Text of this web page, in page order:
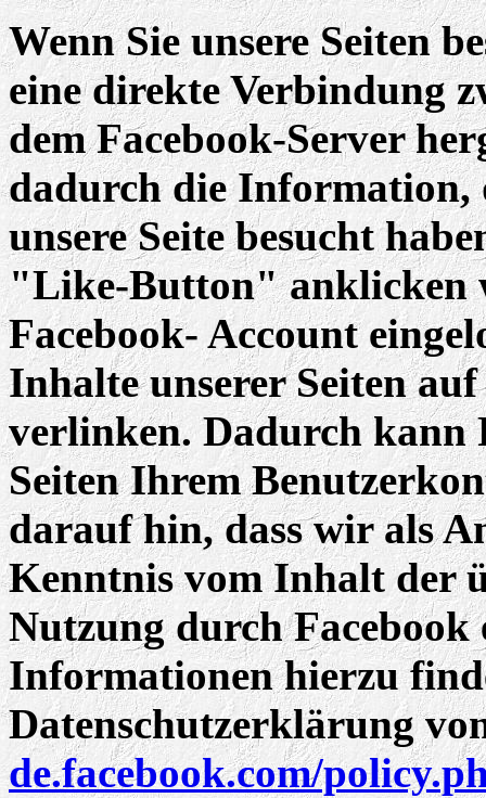
Wenn Sie unsere Seiten
eine direkte Verbindung
dem Facebook-Server
dadurch die Information,
unsere Seite besucht
"Like-Button" anklicken
Facebook- Account
Inhalte unserer Seiten
verlinken. Dadurch kann
Seiten Ihrem
darauf hin, dass wir als
Kenntnis vom Inhalt der
Nutzung durch Facebook
Informationen hierzu
Datenschutzerklärung
de.facebook.com/